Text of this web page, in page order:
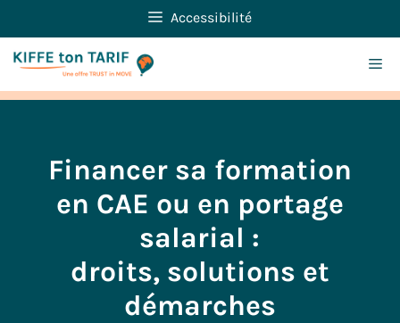
contenu
Accessibilité
Financer sa formation
en CAE ou en portage
salarial :
droits, solutions et
démarches